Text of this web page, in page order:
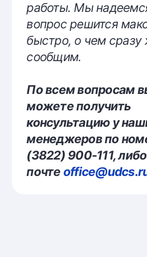
работы. Мы
вопрос решится
быстро, о чем сразу
сообщим.
По всем вопросам
можете получить
консультацию у
менеджеров по
(3822) 900-111,
почте